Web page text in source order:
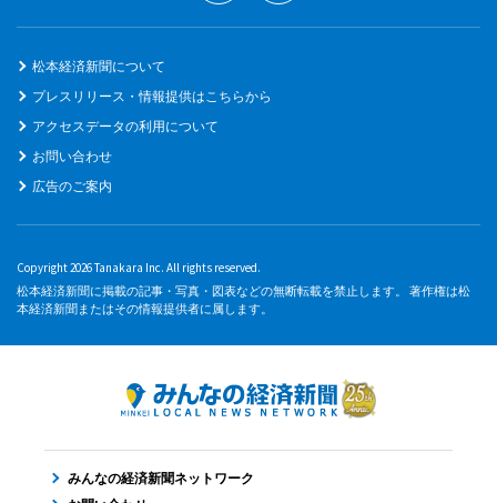
松本経済新聞について
プレスリリース・情報提供はこちらから
アクセスデータの利用について
お問い合わせ
広告のご案内
Copyright 2026 Tanakara Inc. All rights reserved.
松本経済新聞に掲載の記事・写真・図表などの無断転載を禁止します。 著作権は松
本経済新聞またはその情報提供者に属します。
みんなの経済新聞ネットワーク